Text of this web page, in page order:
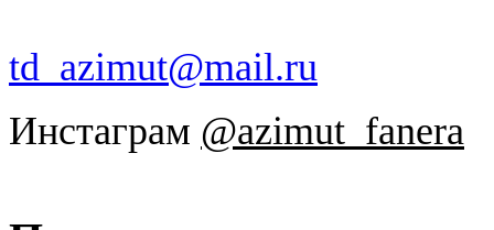
td_azimut@mail.ru
Инстаграм @azimut_fanera